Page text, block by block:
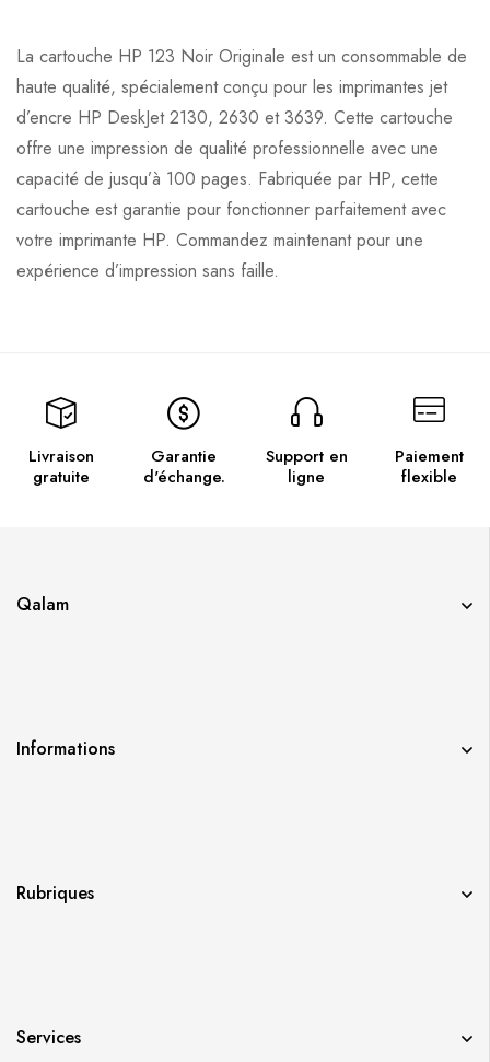
La cartouche HP 123 Noir Originale est un consommable de
haute qualité, spécialement conçu pour les imprimantes jet
d’encre HP DeskJet 2130, 2630 et 3639. Cette cartouche
offre une impression de qualité professionnelle avec une
capacité de jusqu’à 100 pages. Fabriquée par HP, cette
cartouche est garantie pour fonctionner parfaitement avec
votre imprimante HP. Commandez maintenant pour une
expérience d’impression sans faille.
Livraison
gratuite
Garantie
d'échange.
Support en
ligne
Paiement
flexible
Qalam
Informations
Rubriques
Services